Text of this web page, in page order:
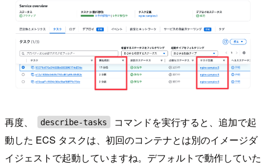
再度、 describe-tasks
コマンドを実行すると、追加で起
動した ECS タスクは、初回のコンテナとは別のイメージダ
イジェストで起動していますね。デフォルトで動作していた